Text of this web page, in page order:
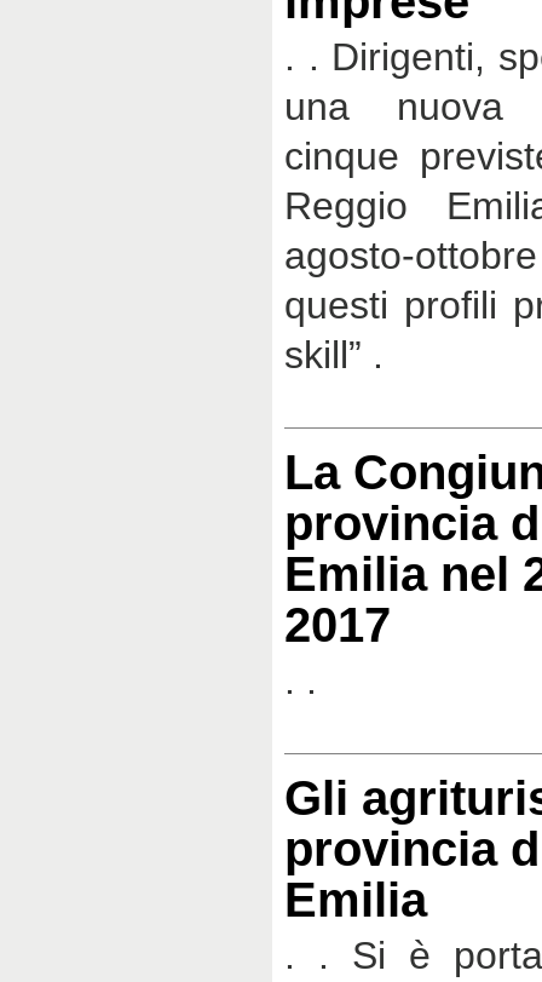
. . Dirigenti,
una nuova
cinque
Reggio
agosto-
questi profili
skill” .
La
provincia
Emilia nel
2017
. .
Gli
provincia
Emilia
. . Si è